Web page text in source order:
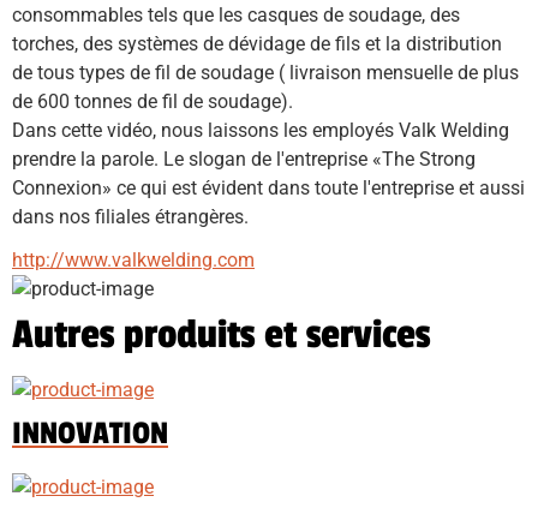
consommables tels que les casques de soudage, des
torches, des systèmes de dévidage de fils et la distribution
de tous types de fil de soudage ( livraison mensuelle de plus
de 600 tonnes de fil de soudage).
Dans cette vidéo, nous laissons les employés Valk Welding
prendre la parole. Le slogan de l'entreprise «The Strong
Connexion» ce qui est évident dans toute l'entreprise et aussi
dans nos filiales étrangères.
http://www.valkwelding.com
Autres produits et services
INNOVATION